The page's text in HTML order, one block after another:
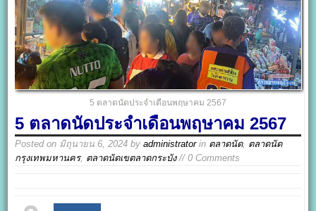
5 ตลาดนัดประจำเดือนพฤษาคม 2567
5 ตลาดนัดประจำเดือนพฤษาคม 2567
Posted on มิถุนายน 6, 2024 byadministratorin ตลาดนัด, ตลาดนัด
กรุงเทพมหานคร, ตลาดนัดเขตลาดกระบัง// 0 Comments